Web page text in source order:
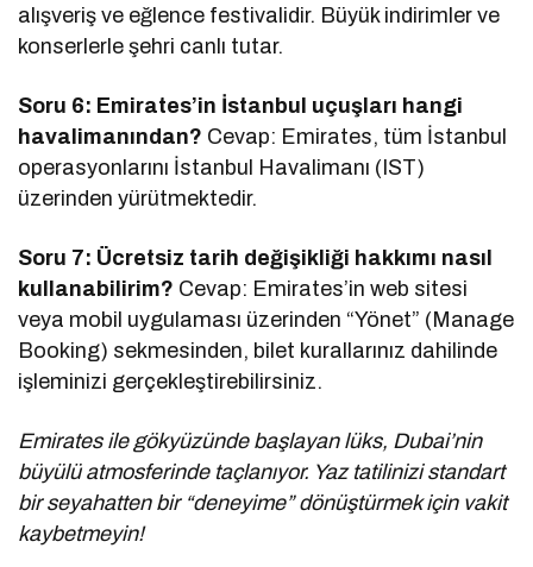
alışveriş ve eğlence festivalidir. Büyük indirimler ve
konserlerle şehri canlı tutar.
Soru 6: Emirates’in İstanbul uçuşları hangi
havalimanından? Cevap: Emirates, tüm İstanbul
operasyonlarını İstanbul Havalimanı (IST)
üzerinden yürütmektedir.
Soru 7: Ücretsiz tarih değişikliği hakkımı nasıl
kullanabilirim? Cevap: Emirates’in web sitesi
veya mobil uygulaması üzerinden “Yönet” (Manage
Booking) sekmesinden, bilet kurallarınız dahilinde
işleminizi gerçekleştirebilirsiniz.
Emirates ile gökyüzünde başlayan lüks, Dubai’nin
büyülü atmosferinde taçlanıyor. Yaz tatilinizi standart
bir seyahatten bir “deneyime” dönüştürmek için vakit
kaybetmeyin!